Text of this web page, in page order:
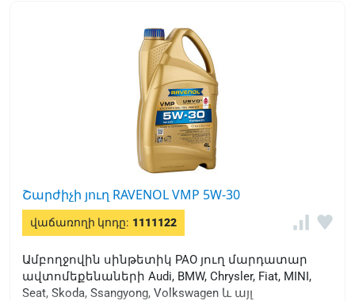
Շարժիչի յուղ RAVENOL VMP 5W-30
վաճառողի կոդը: 1111122
Ամբողջովին սինթետիկ PAO յուղ մարդատար
ավտոմեքենաների Audi, BMW, Chrysler, Fiat, MINI,
Seat, Skoda, Ssangyong, Volkswagen և այլ